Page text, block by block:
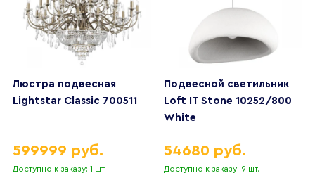
Люстра подвесная
Lightstar Classic 700511
Доступно к заказу: 1 шт.
599999 руб.
Подвесной светильник
Loft IT Stone 10252/800
White
Доступно к заказу: 9 шт.
54680 руб.